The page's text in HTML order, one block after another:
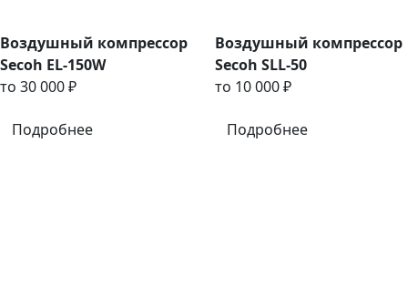
Воздушный компрессор
Secoh EL-150W
то 30 000 ₽
Подробнее
Воздушный компрессор
Secoh SLL-50
то 10 000 ₽
Подробнее